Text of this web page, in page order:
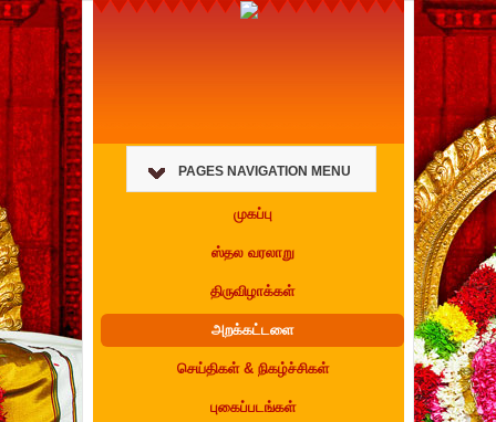
PAGES NAVIGATION MENU
முகப்பு
ஸ்தல வரலாறு
திருவிழாக்கள்
அறக்கட்டளை
செய்திகள் & நிகழ்ச்சிகள்
புகைப்படங்கள்